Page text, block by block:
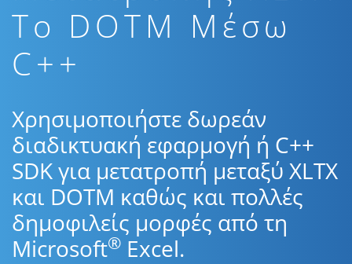
To DOTM Μέσω
C++
Χρησιμοποιήστε δωρεάν
διαδικτυακή εφαρμογή ή C++
SDK για μετατροπή μεταξύ XLTX
και DOTM καθώς και πολλές
δημοφιλείς μορφές από τη
Microsoft® Excel.